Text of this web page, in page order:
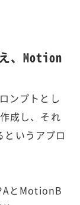
、Motion
ンプトとし
成し、それ
いうアプロ
とMotionB